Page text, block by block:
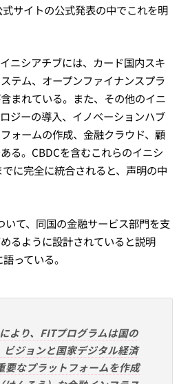
サイトの公式発表の中でこれを明
ニシアチブには、カード国内スキ
テム、オープンファイナンスプラ
まれている。また、その他のイニ
ジーの導入、イノベーションハブ
ォームの作成、金融クラウド、顧
る。CBDCを含むこれらのイニシ
に完全に統合されると、声明の中
て、同国の金融サービス部門を支
るように設計されていると説明
っている。
より、FITプログラムは国の
ビジョンと国家デジタル経済
要なプラットフォームを作成